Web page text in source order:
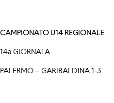
CAMPIONATO U14 REGIONALE
14a GIORNATA
PALERMO – GARIBALDINA 1-3